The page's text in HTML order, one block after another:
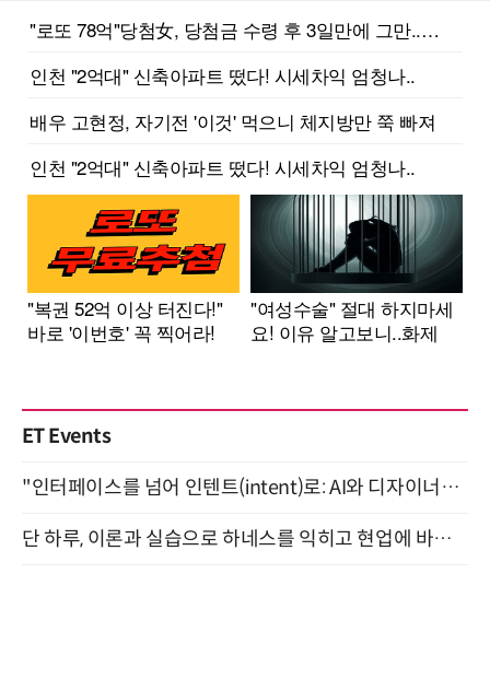
ET Events
"인터페이스를 넘어 인텐트(intent)로: AI와 디자이너가 함께 만드는 공존의 UX" 강남역 (9/2)
단 하루, 이론과 실습으로 하네스를 익히고 현업에 바로 쓰는 핸즈온 워크숍 (8/20)